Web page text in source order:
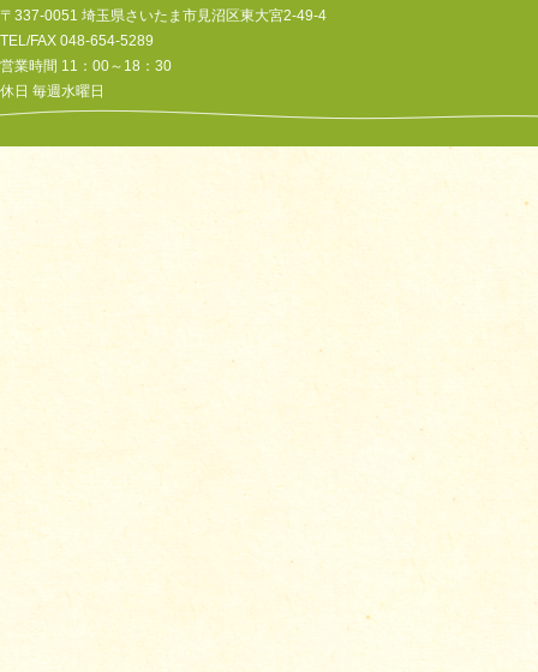
〒337-0051 埼玉県さいたま市見沼区東大宮2-49-4
TEL/FAX 048-654-5289
営業時間 11：00～18：30
休日 毎週水曜日